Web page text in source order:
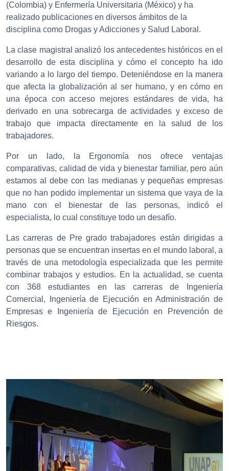
(Colombia) y Enfermería Universitaria (México) y ha
realizado publicaciones en diversos ámbitos de la
disciplina como Drogas y Adicciones y Salud Laboral.
La clase magistral analizó los antecedentes históricos en el
desarrollo de esta disciplina y cómo el concepto ha ido
variando a lo largo del tiempo. Deteniéndose en la manera
que afecta
la globalización al ser humano, y en cómo en
una época con acceso mejores estándares de vida, ha
derivado en una sobrecarga de actividades y exceso de
trabajo que impacta directamente en la salud de los
trabajadores.
Por un lado, la Ergonomía nos ofrece ventajas
comparativas, calidad de vida y bienestar familiar, pero aún
estamos al debe con las medianas y pequeñas empresas
que no han podido implementar un sistema que vaya de la
mano con el bienestar de las personas, indicó el
especialista, lo cual constituye todo un desafío.
Las carreras de Pre grado trabajadores están dirigidas a
personas que se encuentran insertas en el mundo laboral, a
través de una metodología especializada que les permite
combinar trabajos y estudios. En la actualidad, se cuenta
con 368 estudiantes en las carreras de Ingeniería
Comercial, Ingeniería de Ejecución en Administración de
Empresas e Ingeniería de Ejecución en Prevención de
Riesgos.